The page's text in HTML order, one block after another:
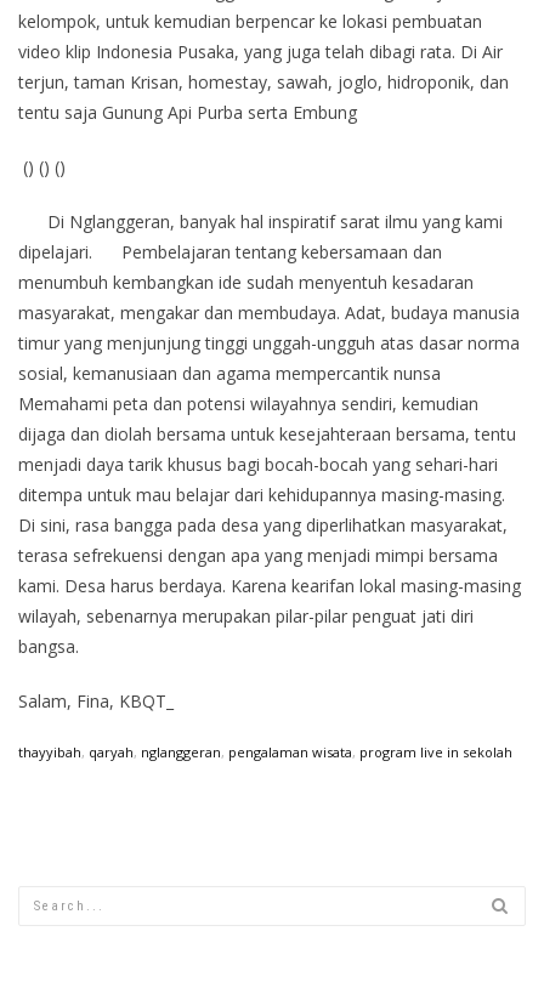
kelompok, untuk kemudian berpencar ke lokasi pembuatan
video klip Indonesia Pusaka, yang juga telah dibagi rata. Di Air
terjun, taman Krisan, homestay, sawah, joglo, hidroponik, dan
tentu saja Gunung Api Purba serta Embung
() () ()
Di Nglanggeran, banyak hal inspiratif sarat ilmu yang kami
dipelajari. Pembelajaran tentang kebersamaan dan
menumbuh kembangkan ide sudah menyentuh kesadaran
masyarakat, mengakar dan membudaya. Adat, budaya manusia
timur yang menjunjung tinggi unggah-ungguh atas dasar norma
sosial, kemanusiaan dan agama mempercantik nunsa
Memahami peta dan potensi wilayahnya sendiri, kemudian
dijaga dan diolah bersama untuk kesejahteraan bersama, tentu
menjadi daya tarik khusus bagi bocah-bocah yang sehari-hari
ditempa untuk mau belajar dari kehidupannya masing-masing.
Di sini, rasa bangga pada desa yang diperlihatkan masyarakat,
terasa sefrekuensi dengan apa yang menjadi mimpi bersama
kami. Desa harus berdaya. Karena kearifan lokal masing-masing
wilayah, sebenarnya merupakan pilar-pilar penguat jati diri
bangsa.
Salam, Fina, KBQT_
thayyibah, qaryah, nglanggeran, pengalaman wisata, program live in sekolah